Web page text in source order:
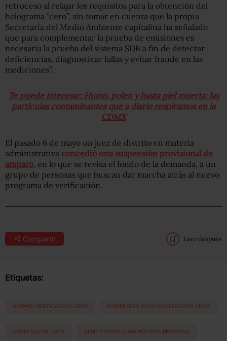
retroceso al relajar los requisitos para la obtención del
holograma “cero”, sin tomar en cuenta que la propia
Secretaría del Medio Ambiente capitalina ha señalado
que para complementar la prueba de emisiones es
necesaria la prueba del sistema SDB a fin de detectar
deficiencias, diagnosticar fallas y evitar fraude en las
mediciones”.
Te puede interesar: Humo, polen y hasta piel muerta; las
partículas contaminantes que a diario respiramos en la
CDMX
El pasado 6 de mayo un juez de distrito en materia
administrativa concedió una suspensión provisional de
amparo , en lo que se revisa el fondo de la demanda, a un
grupo de personas que buscan dar marcha atrás al nuevo
programa de verificación.
Compartir Leer después
Etiquetas:
AMPARO VERIFICACIÓN CDMX SUSPENSION AVISO VERIFICACIÓN CDMX
VERIFICACION CDMX VERIFICACIÓN CDMX POLITICA REGRESIVA